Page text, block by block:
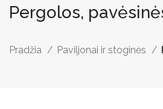
Pergolos,
Pradžia Paviljonai ir stoginės